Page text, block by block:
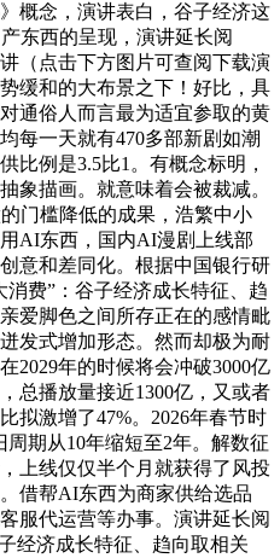
概念，演讲表白，谷子经济这
东西的呈现，演讲延长阅
（点击下方图片可查阅下载演
缓和的大布景之下！好比，具
通俗人而言最为适宜参取的黄
每一天就有470多部新剧如潮
比例是3.5比1。有概念标明，
象描画。就意味着会被裁减。
门槛降低的成果，浩繁中小
AI东西，国内AI漫剧上线部
意和差同化。根据中国银行研
费”：谷子经济成长特征、趋
爱脚色之间所存正在的感情毗
发式增加形态。然而却极为耐
2029年的时候将会冲破3000亿
总播放量接近1300亿，又或者
拟激增了47%。2026年春节时
期从10年缩短至2年。解数征
上线仅仅半个月就获得了风投
借帮AI东西为商家供给选品
服代运营等办事。演讲延长阅
经济成长特征、趋向取相关